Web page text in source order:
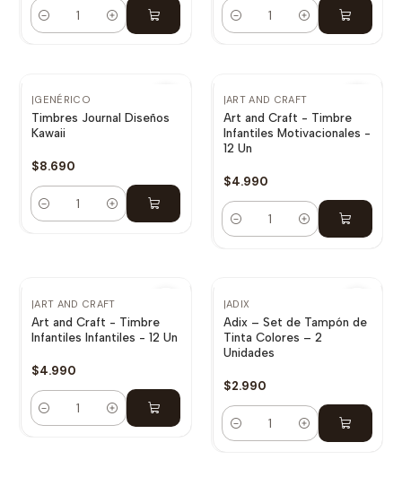
Cantidad Cantidad
|GENÉRICO
Timbres Journal Diseños
Kawaii
$8.690
Cantidad
|ART AND CRAFT
Art and Craft - Timbre
Infantiles Motivacionales -
12 Un
$4.990
Cantidad
|ART AND CRAFT
Art and Craft - Timbre
Infantiles Infantiles - 12 Un
$4.990
Cantidad
NUEVO
|ADIX
Adix – Set de Tampón de
Tinta Colores – 2
Unidades
$2.990
Cantidad